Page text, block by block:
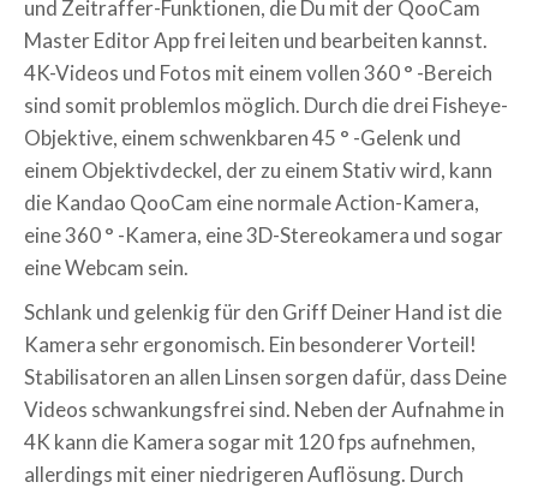
und Zeitraffer-Funktionen, die Du mit der QooCam
Master Editor App frei leiten und bearbeiten kannst.
4K-Videos und Fotos mit einem vollen 360 ° -Bereich
sind somit problemlos möglich. Durch die drei Fisheye-
Objektive, einem schwenkbaren 45 ° -Gelenk und
einem Objektivdeckel, der zu einem Stativ wird, kann
die Kandao QooCam eine normale Action-Kamera,
eine 360 ​​° -Kamera, eine 3D-Stereokamera und sogar
eine Webcam sein.
Schlank und gelenkig für den Griff Deiner Hand ist die
Kamera sehr ergonomisch. Ein besonderer Vorteil!
Stabilisatoren an allen Linsen sorgen dafür, dass Deine
Videos schwankungsfrei sind. Neben der Aufnahme in
4K kann die Kamera sogar mit 120 fps aufnehmen,
allerdings mit einer niedrigeren Auflösung. Durch